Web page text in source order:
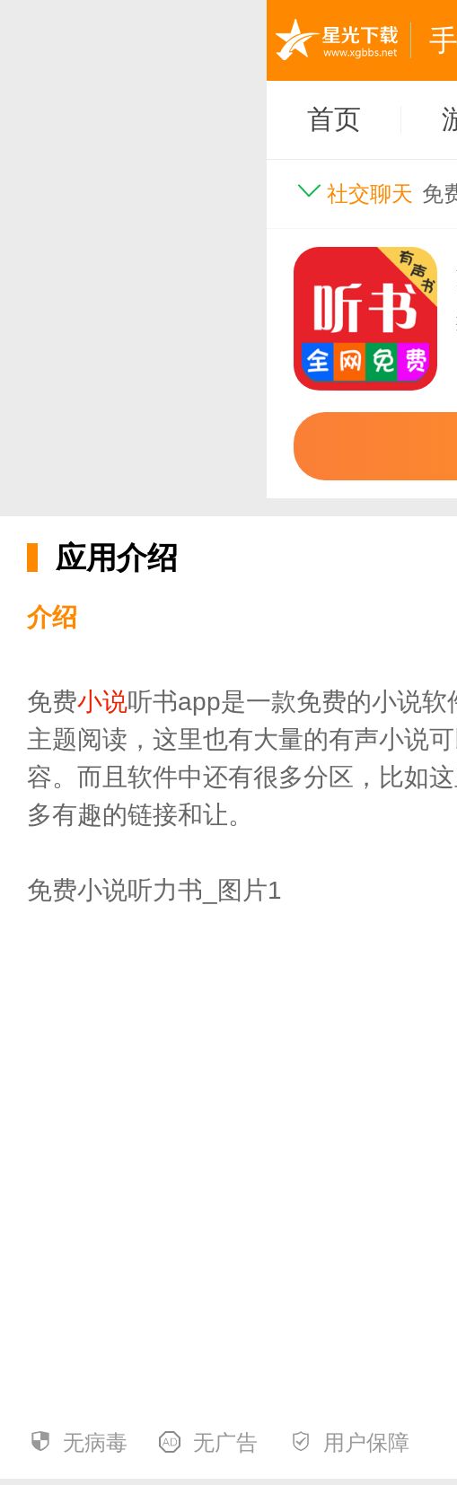
首页
社交聊天 免
应用介绍
介绍
免费小说听书app是一款免费的小说
主题阅读，这里也有大量的有声小说
容。而且软件中还有很多分区，比如这
多有趣的链接和让。
免费小说听力书_图片1
免费小说听力百科app的应用功能；
无病毒 无广告 用户保障